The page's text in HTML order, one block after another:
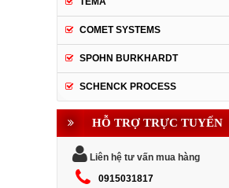
COMET SYSTEMS
SPOHN BURKHARDT
SCHENCK PROCESS
HỖ TRỢ TRỰC TUYẾN
Liên hệ tư vấn mua hàng
0915031817